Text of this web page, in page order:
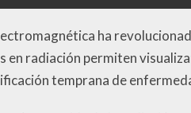
ha
en radiación permiten
temprana de